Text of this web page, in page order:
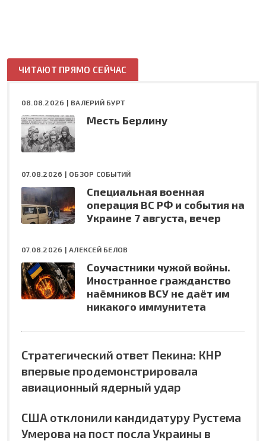
ЧИТАЮТ ПРЯМО СЕЙЧАС
08.08.2026 | ВАЛЕРИЙ БУРТ
Месть Берлину
07.08.2026 | ОБЗОР СОБЫТИЙ
Специальная военная
операция ВС РФ и события на
Украине 7 августа, вечер
07.08.2026 | АЛЕКСЕЙ БЕЛОВ
Соучастники чужой войны.
Иностранное гражданство
наёмников ВСУ не даёт им
никакого иммунитета
Стратегический ответ Пекина: КНР
впервые продемонстрировала
авиационный ядерный удар
США отклонили кандидатуру Рустема
Умерова на пост посла Украины в